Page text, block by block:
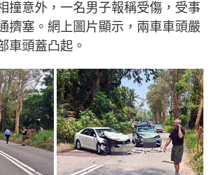
撞意外，一名男子報稱受傷，受事
擠塞。網上圖片顯示，兩車車頭嚴
車頭蓋凸起。